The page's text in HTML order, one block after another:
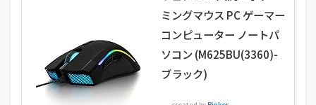
ミングマウス PC ゲーマー
コンピューター ノートパ
ソコン (M625BU(3360)-
ブラック)